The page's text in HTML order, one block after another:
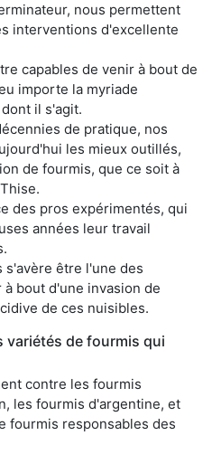
nous permettent
interventions d'excellente
capables de venir à bout de
importe la myriade
il s'agit.
de pratique, nos
les mieux outillés,
de fourmis, que ce soit à
des pros expérimentés, qui
années leur travail
s'avère être l'une des
bout d'une invasion de
de ces nuisibles.
variétés de fourmis qui
contre les fourmis
les fourmis d'argentine, et
fourmis responsables des